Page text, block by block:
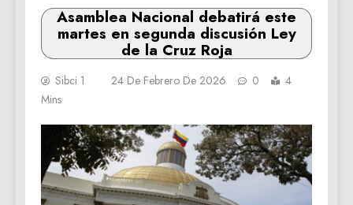
Asamblea Nacional debatirá este
martes en segunda discusión Ley
de la Cruz Roja
Sibci 1 24 De Febrero De 2026 0
4
Mins